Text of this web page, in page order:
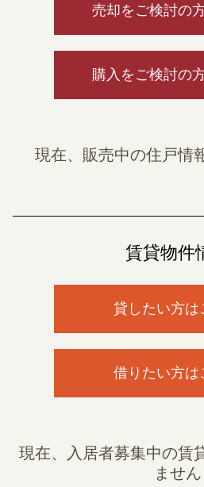
売却をご検討の
購入をご検討の
現在、販売中の住戸情
賃貸物件
貸したい方は
借りたい方は
現在、入居者募集中の賃
ません